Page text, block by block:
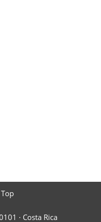
· Costa Rica